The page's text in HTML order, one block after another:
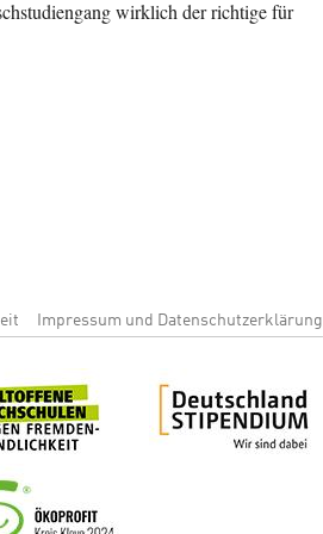
wirklich der richtige für
Impressum und Datenschutzerklärung
Bild